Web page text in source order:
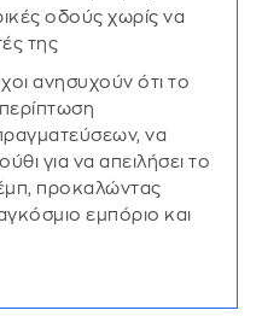
οδούς χωρίς να
της
ανησυχούν ότι το
να
για να απειλήσει το
προκαλώντας
εμπόριο και